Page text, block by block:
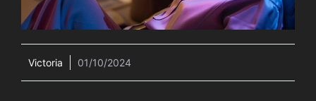
Victoria 01/10/2024